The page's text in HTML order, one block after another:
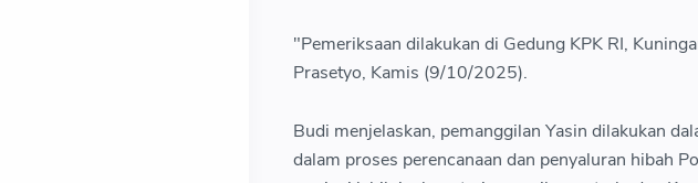
"Pemeriksaan dilakukan di Gedung KPK RI,
Prasetyo, Kamis (9/10/2025).
Budi menjelaskan, pemanggilan Yasin dilakukan
dalam proses perencanaan dan penyaluran hibah